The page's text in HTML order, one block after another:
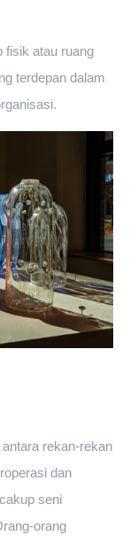
fisik atau ruang
terdepan dalam
rekan-rekan
dan
seni
orang